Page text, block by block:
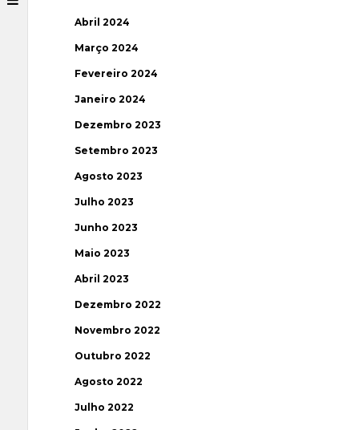
Abril 2024
Março 2024
Fevereiro 2024
Janeiro 2024
Dezembro 2023
Setembro 2023
Agosto 2023
Julho 2023
Junho 2023
Maio 2023
Abril 2023
Dezembro 2022
Novembro 2022
Outubro 2022
Agosto 2022
Julho 2022